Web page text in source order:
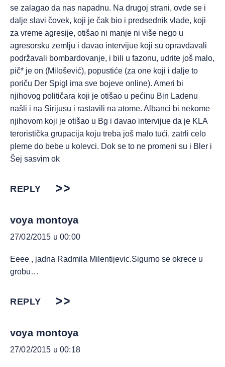
se zalagao da nas napadnu. Na drugoj strani, ovde se i
dalje slavi čovek, koji je čak bio i predsednik vlade, koji
za vreme agresije, otišao ni manje ni više nego u
agresorsku zemlju i davao intervijue koji su opravdavali
podržavali bombardovanje, i bili u fazonu, udrite još malo,
pič* je on (Milošević), popustiće (za one koji i dalje to
poriču Der Spigl ima sve bojeve online). Ameri bi
njihovog političara koji je otišao u pećinu Bin Ladenu
našli i na Sirijusu i rastavili na atome. Albanci bi nekome
njihovom koji je otišao u Bg i davao intervijue da je KLA
teroristička grupacija koju treba još malo tući, zatrli celo
pleme do bebe u kolevci. Dok se to ne promeni su i Bler i
Šej sasvim ok
REPLY
voya montoya
27/02/2015 u 00:00
Eeee , jadna Radmila Milentijevic.Sigurno se okrece u
grobu…
REPLY
voya montoya
27/02/2015 u 00:18